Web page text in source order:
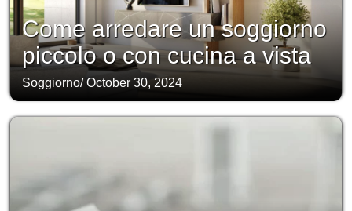
Come arredare un soggiorno
piccolo o con cucina a vista
Soggiorno/October 30, 2024